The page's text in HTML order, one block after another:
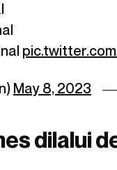
May 8, 2023
dilalui